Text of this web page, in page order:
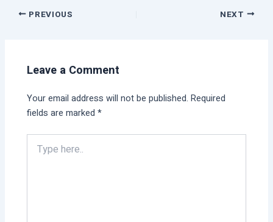
PREVIOUS NEXT
Leave a Comment
Your email address will not be published. Required
fields are marked*
Type
here..